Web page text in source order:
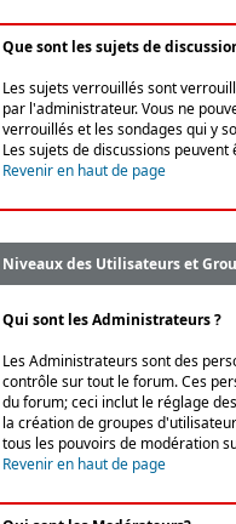
Que sont les sujets de
Les sujets verrouillés sont
par l'administrateur. Vous ne
verrouillés et les sondages qui y
Les sujets de discussions
Revenir en haut de page
Niveaux des Utilisateurs et
Qui sont les Administrateurs ?
Les Administrateurs sont des
contrôle sur tout le forum. Ces
du forum; ceci inclut le réglage
la création de groupes
tous les pouvoirs de modération
Revenir en haut de page